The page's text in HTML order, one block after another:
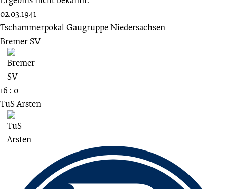
02.03.1941
Tschammerpokal Gaugruppe Niedersachsen
Bremer SV
16 : 0
TuS Arsten